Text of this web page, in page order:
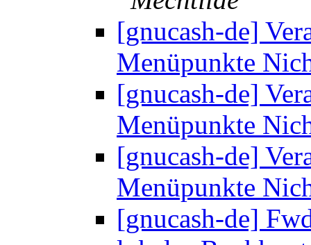
[gnucash-de]
Menüpunkte
[gnucash-de]
Menüpunkte
[gnucash-de]
Menüpunkte
[gnucash-de]